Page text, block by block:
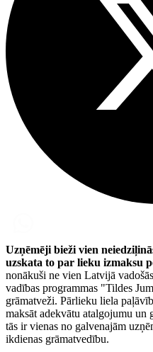
Uzņēmēji bieži vien
uzskata to par lieku izmaksu
nonākuši ne vien Latvijā
vadības programmas "Tildes
grāmatveži. Pārlieku liela
maksāt adekvātu atalgojumu un
tās ir vienas no galvenajām
ikdienas grāmatvedību.